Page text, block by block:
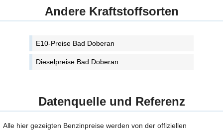
Andere Kraftstoffsorten
E10-Preise Bad Doberan
Dieselpreise Bad Doberan
Datenquelle und Referenz
Alle hier gezeigten Benzinpreise werden von der offiziellen